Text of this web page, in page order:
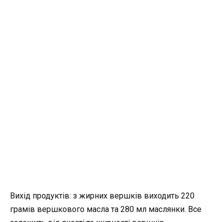
Вихід продуктів: з жирних вершків виходить 220
грамів вершкового масла та 280 мл маслянки. Все